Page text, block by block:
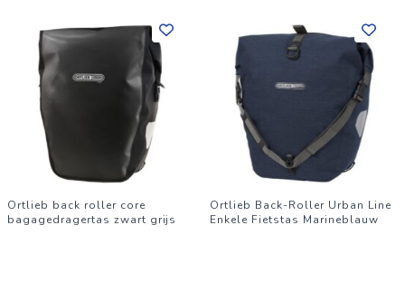
Ortlieb back roller core
bagagedragertas zwart grijs
Ortlieb Back-Roller Urban Line
Enkele Fietstas Marineblauw